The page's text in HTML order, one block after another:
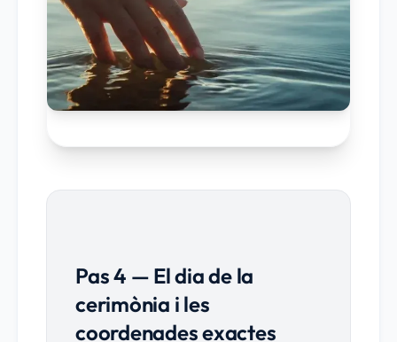
Pas 4 — El dia de la
cerimònia i les
coordenades exactes